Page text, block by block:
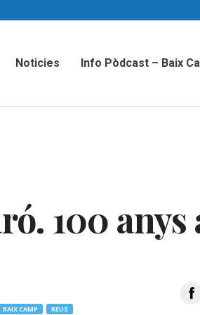
Noticies Info Pòdcast – Baix
100 anys
BAIX CAMP REUS